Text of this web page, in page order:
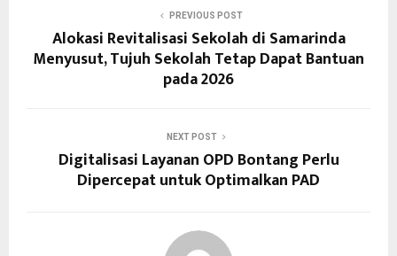
PREVIOUS POST
Alokasi Revitalisasi Sekolah di Samarinda
Menyusut, Tujuh Sekolah Tetap Dapat Bantuan
pada 2026
NEXT POST
Digitalisasi Layanan OPD Bontang Perlu
Dipercepat untuk Optimalkan PAD